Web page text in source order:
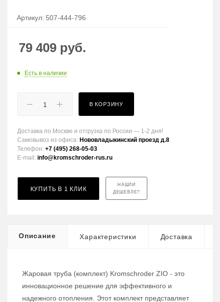
Артикул: 507-444-796
79 409 руб.
Есть в наличии
В КОРЗИНУ
Доставка по Москве и отгрузка по России — 1-2 дня!
Самовывоз из офиса: Нововладыкинский проезд д.8
Телефон: +7 (495) 268-05-03
E-mail: info@kromschroder-rus.ru
КУПИТЬ В 1 КЛИК
НАШЛИ
ДЕШЕВЛЕ?
Описание Характеристики Доставка
Жаровая труба (комплект) Kromschroder ZIO - это
инновационное решение для эффективного и
надежного отопления. Этот комплект представляет